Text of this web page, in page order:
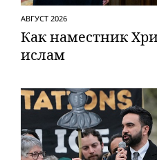
АВГУСТ 2026
Как наместник
ислам